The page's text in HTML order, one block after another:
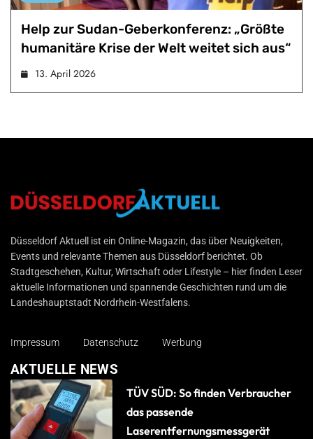
Help zur Sudan-Geberkonferenz: „Größte
humanitäre Krise der Welt weitet sich aus“
13. April 2026
Düsseldorf Aktuell
Düsseldorf Aktuell ist ein Online-Magazin, das über Neuigkeiten,
Events und relevante Themen aus Düsseldorf berichtet. Ob
Stadtgeschehen, Kultur, Wirtschaft oder Lifestyle – hier finden Leser
aktuelle Informationen und spannende Geschichten rund um die
Landeshauptstadt Nordrhein-Westfalens.
Impressum Datenschutz Werbung
AKTUELLE NEWS
TÜV SÜD: So finden Verbraucher
das passende
Laserentfernungsmessgerät